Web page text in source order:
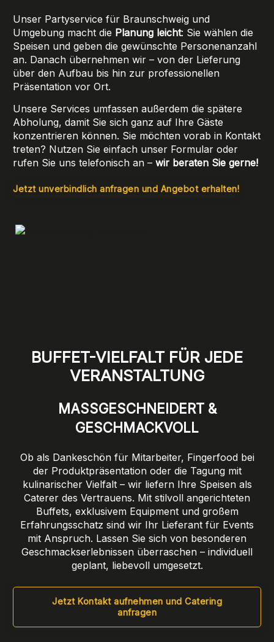
Unser Partyservice für Braunschweig und
Umgebung macht die Planung leicht: Sie wählen die
Speisen und geben die gewünschte Personenanzahl
an. Danach übernehmen wir – von der Lieferung
über den Aufbau bis hin zur professionellen
Präsentation vor Ort.
Unsere Services umfassen außerdem die spätere
Abholung, damit Sie sich ganz auf Ihre Gäste
konzentrieren können. Sie möchten vorab in Kontakt
treten? Nutzen Sie einfach unser Formular oder
rufen Sie uns telefonisch an – wir beraten Sie gerne!
Jetzt unverbindlich anfragen und Angebot erhalten!
BUFFET-VIELFALT FÜR JEDE
VERANSTALTUNG
MASSGESCHNEIDERT & G
ESCHMACKVOLL
Ob als Dankeschön für Mitarbeiter, Fingerfood bei
der Produktpräsentation oder die Tagung mit
kulinarischer Vielfalt – wir liefern Ihre Speisen als
Caterer des Vertrauens. Mit stilvoll angerichteten
Buffets, exklusivem Equipment und großem
Erfahrungsschatz sind wir Ihr Lieferant für Events
mit Anspruch. Lassen Sie sich von besonderen
Geschmackserlebnissen überraschen – individuell
geplant, liebevoll umgesetzt.
Jetzt Kontakt aufnehmen und Catering
anfragen